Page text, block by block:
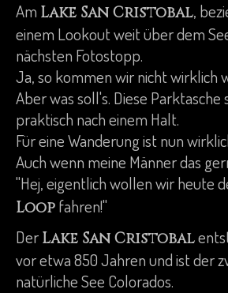
Am Lake San Cristobal,
einem Lookout weit über dem
nächsten Fotostopp.
Ja, so kommen wir nicht wirklich
Aber was soll's. Diese Parktasche
praktisch nach einem Halt.
Für eine Wanderung ist nun
Auch wenn meine Männer das
"Hej, eigentlich wollen wir heute
Loopfahren!"
Der Lake San Cristobal
vor etwa 850 Jahren und ist der
natürliche See Colorados.